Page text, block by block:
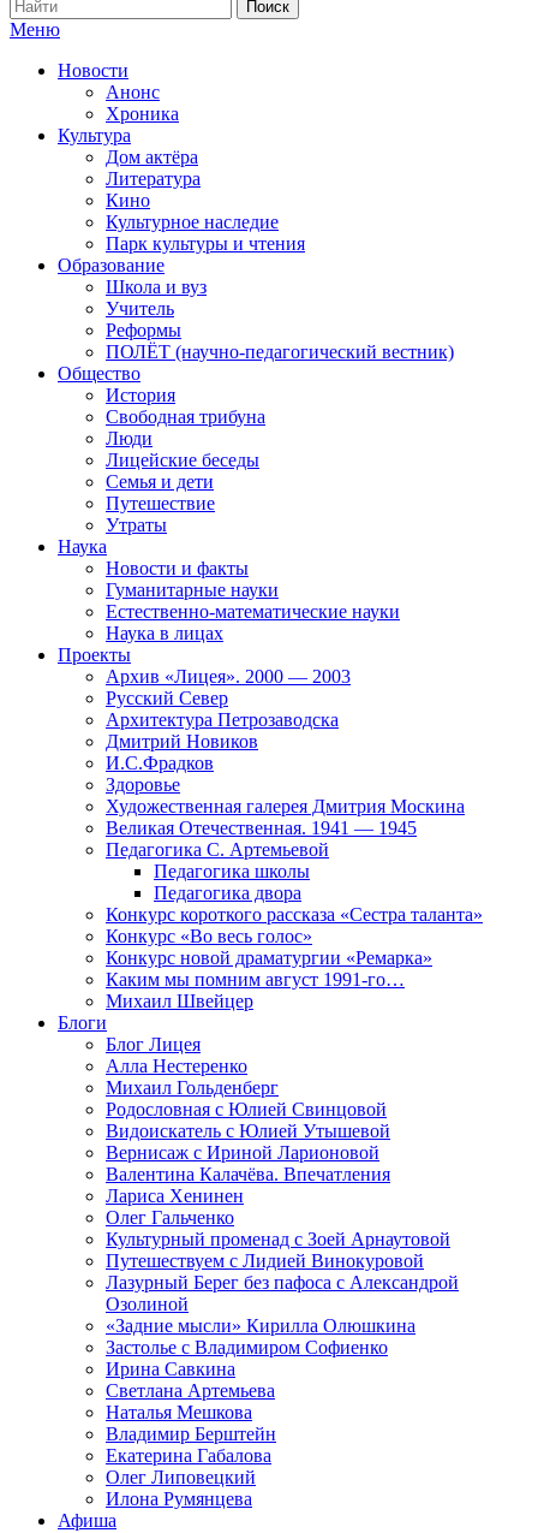
Меню
Новости
Анонс
Хроника
Культура
Дом актёра
Литература
Кино
Культурное наследие
Парк культуры и чтения
Образование
Школа и вуз
Учитель
Реформы
ПОЛЁТ (научно-педагогический вестник)
Общество
История
Свободная трибуна
Люди
Лицейские беседы
Семья и дети
Путешествие
Утраты
Наука
Новости и факты
Гуманитарные науки
Естественно-математические науки
Наука в лицах
Проекты
Архив «Лицея». 2000 — 2003
Русский Север
Архитектура Петрозаводска
Дмитрий Новиков
И.С.Фрадков
Здоровье
Художественная галерея Дмитрия Москина
Великая Отечественная. 1941 — 1945
Педагогика С. Артемьевой
Педагогика школы
Педагогика двора
Конкурс короткого рассказа «Сестра таланта»
Конкурс «Во весь голос»
Конкурс новой драматургии «Ремарка»
Каким мы помним август 1991-го…
Михаил Швейцер
Блоги
Блог Лицея
Алла Нестеренко
Михаил Гольденберг
Родословная с Юлией Свинцовой
Видоискатель с Юлией Утышевой
Вернисаж с Ириной Ларионовой
Валентина Калачёва. Впечатления
Лариса Хенинен
Олег Гальченко
Культурный променад с Зоей Арнаутовой
Путешествуем с Лидией Винокуровой
Лазурный Берег без пафоса с Александрой
Озолиной
«Задние мысли» Кирилла Олюшкина
Застолье с Владимиром Софиенко
Ирина Савкина
Светлана Артемьева
Наталья Мешкова
Владимир Берштейн
Екатерина Габалова
Олег Липовецкий
Илона Румянцева
Афиша